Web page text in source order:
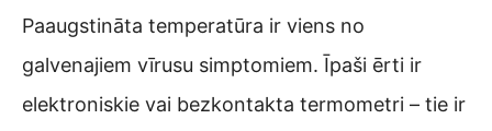
Paaugstināta temperatūra ir viens no
galvenajiem vīrusu simptomiem. Īpaši ērti ir
elektroniskie vai bezkontakta termometri – tie ir